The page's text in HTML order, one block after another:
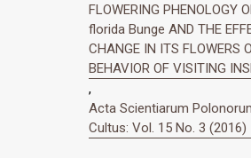
FLOWERING PHENOLOGY
florida Bunge AND THE
CHANGE IN ITS FLOWERS
BEHAVIOR OF VISITING
,
Acta Scientiarum
Cultus: Vol. 15 No. 3 (2016)